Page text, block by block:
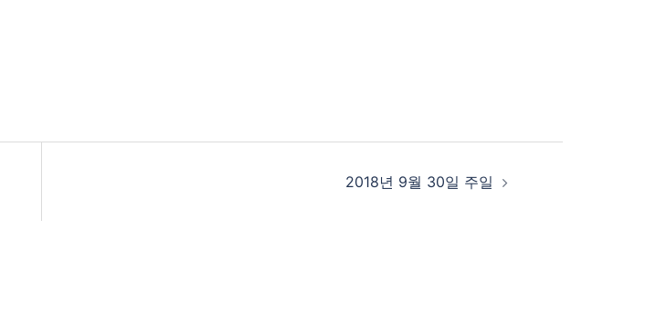
2018년 9월 30일 주일